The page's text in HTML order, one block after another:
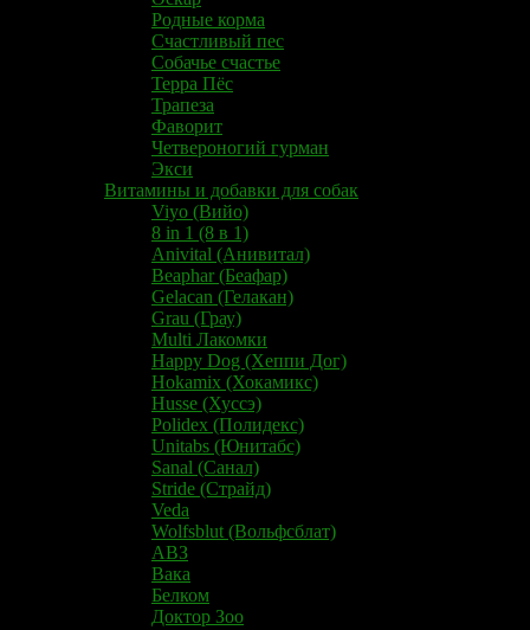
Родные корма
Счастливый пес
Собачье счастье
Терра Пёс
Трапеза
Фаворит
Четвероногий гурман
Экси
Витамины и добавки для собак
Viyo (Вийо)
8 in 1 (8 в 1)
Anivital (Анивитал)
Beaphar (Беафар)
Gelacan (Гелакан)
Grau (Грау)
Multi Лакомки
Happy Dog (Хеппи Дог)
Hokamix (Хокамикс)
Husse (Хуссэ)
Polidex (Полидекс)
Unitabs (Юнитабс)
Sanal (Санал)
Stride (Страйд)
Veda
Wolfsblut (Вольфсблат)
АВЗ
Вака
Белком
Доктор Зоо